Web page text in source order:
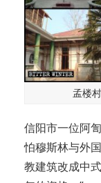
孟楼
信阳市一位阿
怕穆斯林与外
教建筑改成中